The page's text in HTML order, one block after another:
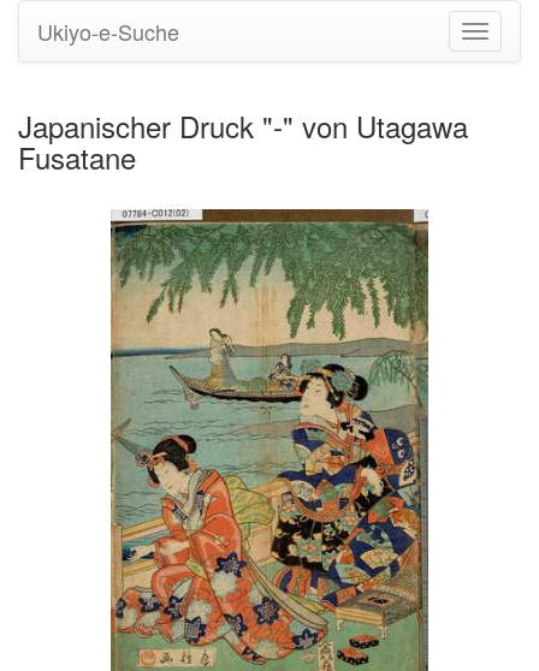
Ukiyo-e-Suche
Japanischer Druck "-" von Utagawa
Fusatane